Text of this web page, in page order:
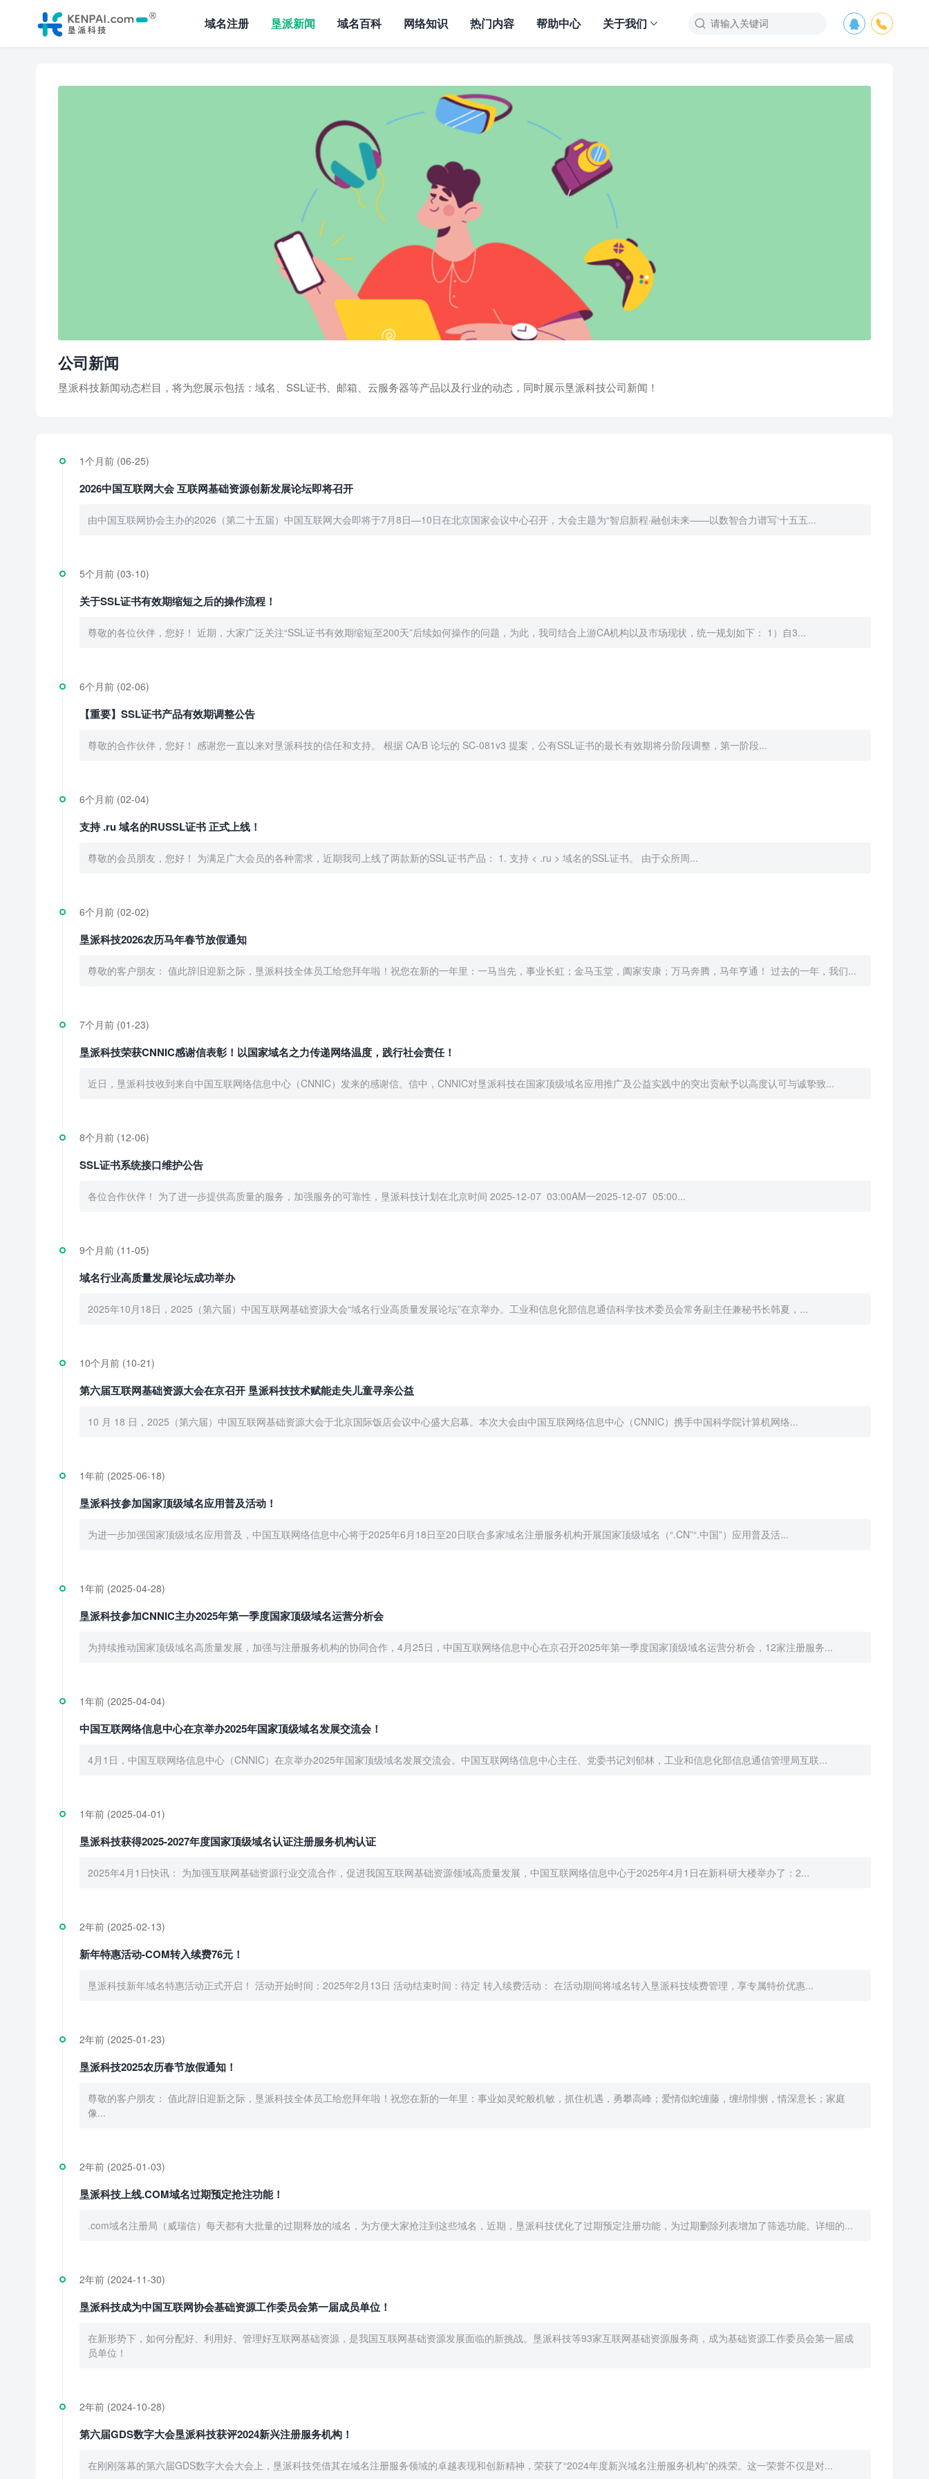
 

域名注册 垦派新闻 域名百科 网络知识 热门内容 帮助中心 关于我们
公司新闻
垦派科技新闻动态栏目，将为您展示包括：域名、SSL证书、邮箱、云服务器等产品以及行业的动态，同时展示垦派科技公司新闻！
1个月前 (06-25)
2026中国互联网大会 互联网基础资源创新发展论坛即将召开
由中国互联网协会主办的2026（第二十五届）中国互联网大会即将于7月8日—10日在北京国家会议中心召开，大会主题为“智启新程·融创未来——以数智合力谱写‘十五五...
5个月前 (03-10)
关于SSL证书有效期缩短之后的操作流程！
尊敬的各位伙伴，您好！ 近期，大家广泛关注“SSL证书有效期缩短至200天”后续如何操作的问题，为此，我司结合上游CA机构以及市场现状，统一规划如下： 1）自3...
6个月前 (02-06)
【重要】SSL证书产品有效期调整公告
尊敬的合作伙伴，您好！ 感谢您一直以来对垦派科技的信任和支持。 根据 CA/B 论坛的 SC-081v3 提案，公有SSL证书的最长有效期将分阶段调整，第一阶段...
6个月前 (02-04)
支持 .ru 域名的RUSSL证书 正式上线！
尊敬的会员朋友，您好！ 为满足广大会员的各种需求，近期我司上线了两款新的SSL证书产品： 1. 支持 < .ru > 域名的SSL证书。 由于众所周...
6个月前 (02-02)
垦派科技2026农历马年春节放假通知
尊敬的客户朋友： 值此辞旧迎新之际，垦派科技全体员工给您拜年啦！祝您在新的一年里：一马当先，事业长虹；金马玉堂，阖家安康；万马奔腾，马年亨通！ 过去的一年，我们...
7个月前 (01-23)
垦派科技荣获CNNIC感谢信表彰！以国家域名之力传递网络温度，践行社会责任！
近日，垦派科技收到来自中国互联网络信息中心（CNNIC）发来的感谢信。信中，CNNIC对垦派科技在国家顶级域名应用推广及公益实践中的突出贡献予以高度认可与诚挚致...
8个月前 (12-06)
SSL证书系统接口维护公告
各位合作伙伴！ 为了进一步提供高质量的服务，加强服务的可靠性，垦派科技计划在北京时间 2025-12-07 03:00AM一2025-12-07 05:00...
9个月前 (11-05)
域名行业高质量发展论坛成功举办
2025年10月18日，2025（第六届）中国互联网基础资源大会“域名行业高质量发展论坛”在京举办。工业和信息化部信息通信科学技术委员会常务副主任兼秘书长韩夏，...
10个月前 (10-21)
第六届互联网基础资源大会在京召开 垦派科技技术赋能走失儿童寻亲公益
10 月 18 日，2025（第六届）中国互联网基础资源大会于北京国际饭店会议中心盛大启幕。本次大会由中国互联网络信息中心（CNNIC）携手中国科学院计算机网络...
1年前 (2025-06-18)
垦派科技参加国家顶级域名应用普及活动！
为进一步加强国家顶级域名应用普及，中国互联网络信息中心将于2025年6月18日至20日联合多家域名注册服务机构开展国家顶级域名（“.CN”“.中国”）应用普及活...
1年前 (2025-04-28)
垦派科技参加CNNIC主办2025年第一季度国家顶级域名运营分析会
为持续推动国家顶级域名高质量发展，加强与注册服务机构的协同合作，4月25日，中国互联网络信息中心在京召开2025年第一季度国家顶级域名运营分析会，12家注册服务...
1年前 (2025-04-04)
中国互联网络信息中心在京举办2025年国家顶级域名发展交流会！
4月1日，中国互联网络信息中心（CNNIC）在京举办2025年国家顶级域名发展交流会。中国互联网络信息中心主任、党委书记刘郁林，工业和信息化部信息通信管理局互联...
1年前 (2025-04-01)
垦派科技获得2025-2027年度国家顶级域名认证注册服务机构认证
2025年4月1日快讯： 为加强互联网基础资源行业交流合作，促进我国互联网基础资源领域高质量发展，中国互联网络信息中心于2025年4月1日在新科研大楼举办了：2...
2年前 (2025-02-13)
新年特惠活动-COM转入续费76元！
垦派科技新年域名特惠活动正式开启！ 活动开始时间：2025年2月13日 活动结束时间：待定 转入续费活动： 在活动期间将域名转入垦派科技续费管理，享专属特价优惠...
2年前 (2025-01-23)
垦派科技2025农历春节放假通知！
尊敬的客户朋友： 值此辞旧迎新之际，垦派科技全体员工给您拜年啦！祝您在新的一年里：事业如灵蛇般机敏，抓住机遇，勇攀高峰；爱情似蛇缠藤，缠绵悱恻，情深意长；家庭
像...
2年前 (2025-01-03)
垦派科技上线.COM域名过期预定抢注功能！
.com域名注册局（威瑞信）每天都有大批量的过期释放的域名，为方便大家抢注到这些域名，近期，垦派科技优化了过期预定注册功能，为过期删除列表增加了筛选功能。详细的...
2年前 (2024-11-30)
垦派科技成为中国互联网协会基础资源工作委员会第一届成员单位！
在新形势下，如何分配好、利用好、管理好互联网基础资源，是我国互联网基础资源发展面临的新挑战。垦派科技等93家互联网基础资源服务商，成为基础资源工作委员会第一届成
员单位！
2年前 (2024-10-28)
第六届GDS数字大会垦派科技获评2024新兴注册服务机构！
在刚刚落幕的第六届GDS数字大会大会上，垦派科技凭借其在域名注册服务领域的卓越表现和创新精神，荣获了“2024年度新兴域名注册服务机构”的殊荣。这一荣誉不仅是对...